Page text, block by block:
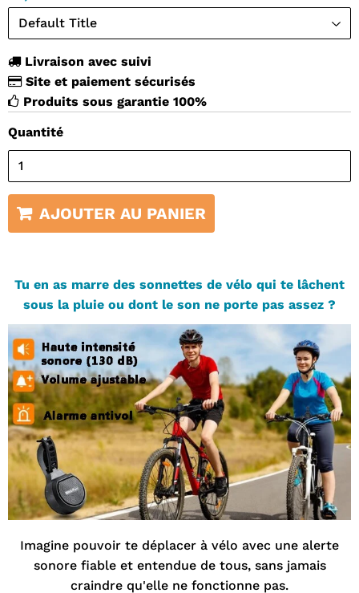
Livraison avec suivi
Site et paiement sécurisés
Produits sous garantie 100%
Quantité
AJOUTER AU PANIER
Tu en as marre des sonnettes de vélo qui te lâchent
sous la pluie ou dont le son ne porte pas assez ?
Imagine pouvoir te déplacer à vélo avec une alerte
sonore fiable et entendue de tous, sans jamais
craindre qu'elle ne fonctionne pas.